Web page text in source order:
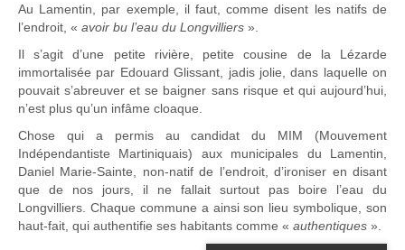
Au Lamentin, par exemple, il faut, comme disent les natifs de
l’endroit, « avoir bu l’eau du Longvilliers ».
Il s’agit d’une petite rivière, petite cousine de la Lézarde
immortalisée par Edouard Glissant, jadis jolie, dans laquelle on
pouvait s’abreuver et se baigner sans risque et qui aujourd’hui,
n’est plus qu’un infâme cloaque.
Chose qui a permis au candidat du MIM (Mouvement
Indépendantiste Martiniquais) aux municipales du Lamentin,
Daniel Marie-Sainte, non-natif de l’endroit, d’ironiser en disant
que de nos jours, il ne fallait surtout pas boire l’eau du
Longvilliers. Chaque commune a ainsi son lieu symbolique, son
haut-fait, qui authentifie ses habitants comme « authentiques ».